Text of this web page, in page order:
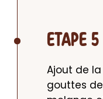
ETAPE 5
Ajout de la
gouttes